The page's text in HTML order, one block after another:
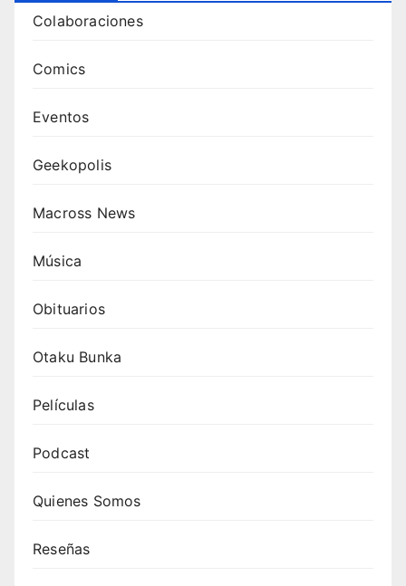
Colaboraciones
Comics
Eventos
Geekopolis
Macross News
Música
Obituarios
Otaku Bunka
Películas
Podcast
Quienes Somos
Reseñas